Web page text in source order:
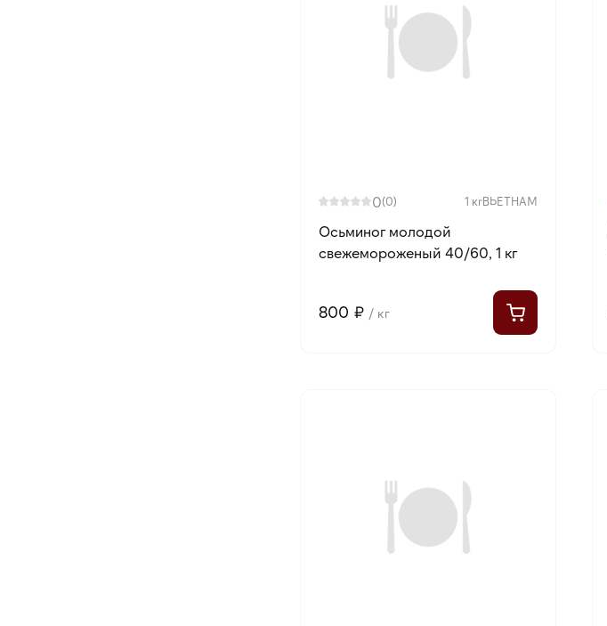
0(0) 1 кгВЬЕТНАМ
Осьминог молодой
свежемороженый 40/60, 1 кг
800 ₽ / кг